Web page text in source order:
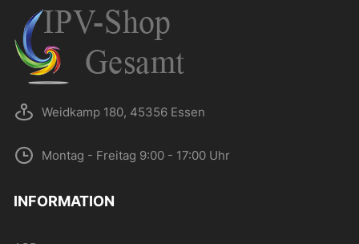
Weidkamp 180, 45356 Essen
Montag - Freitag 9:00 - 17:00 Uhr
INFORMATION